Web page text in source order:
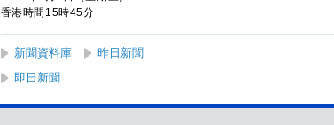
香港時間15時45分
新聞資料庫 昨日新聞
即日新聞